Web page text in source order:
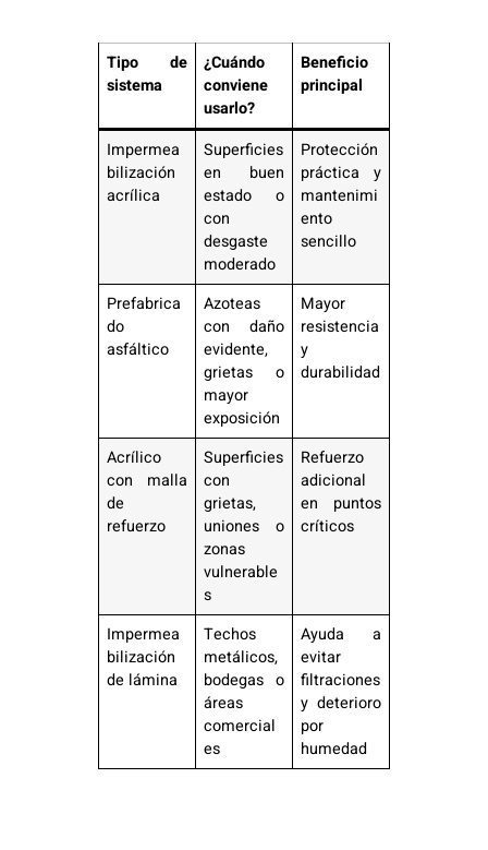
Tipo de
sistema
¿Cuándo
conviene
usarlo?
Beneficio
principal
Impermea
bilización
acrílica
Superficies
en buen
estado o
con
desgaste
moderado
Protección
práctica y
mantenimi
ento
sencillo
Prefabrica
do
asfáltico
Azoteas
con daño
evidente,
grietas o
mayor
exposición
Mayor
resistencia
y
durabilidad
Acrílico
con malla
de
refuerzo
Superficies
con
grietas,
uniones o
zonas
vulnerable
s
Refuerzo
adicional
en puntos
críticos
Impermea
bilización
de lámina
Techos
metálicos,
bodegas o
áreas
comercial
es
Ayuda a
evitar
filtraciones
y deterioro
por
humedad